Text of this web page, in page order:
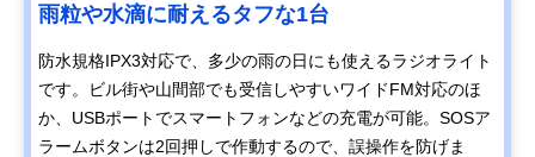
雨粒や水滴に耐えるタフな1台
防水規格IPX3対応で、多少の雨の日にも使えるラジオライト
です。ビル街や山間部でも受信しやすいワイドFM対応のほ
か、USBポートでスマートフォンなどの充電が可能。SOSア
ラームボタンは2回押しで作動するので、誤操作を防げま